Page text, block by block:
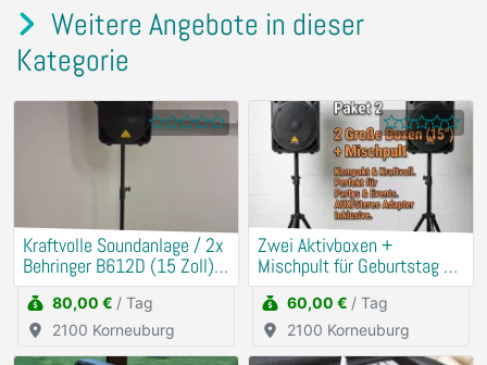
Weitere Angebote in dieser
Kategorie
Kraftvolle Soundanlage / 2x
Behringer B612D (15 Zoll) +
Mischpult
80,00 € / Tag
2100 Korneuburg
​Zwei Aktivboxen +
Mischpult für Geburtstag &
Hochzeit
60,00 € / Tag
2100 Korneuburg